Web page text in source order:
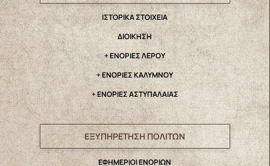
IΣΤΟΡΙΚΑ ΣΤΟΙΧΕΙΑ
ΔΙΟΙΚΗΣΗ
+ ΕΝΟΡΙΕΣ ΛΕΡΟΥ
+ ΕΝΟΡΙΕΣ ΚΑΛΥΜΝΟΥ
+ ΕΝΟΡΙΕΣ ΑΣΤΥΠΑΛΑΙΑΣ
ΕΞΥΠΗΡΕΤΗΣΗ ΠΟΛΙΤΩΝ
ΕΦΗΜΕΡΙΟΙ ΕΝΟΡΙΩΝ